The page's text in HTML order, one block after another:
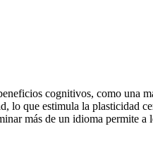
cognitivos, como una
lo que estimula la plasticidad
más de un idioma permite